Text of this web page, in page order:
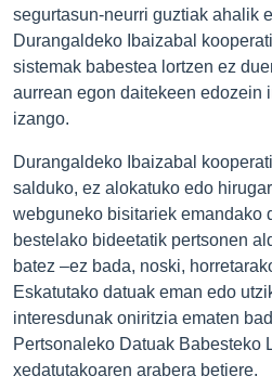
segurtasun-neurri guztiak ahalik
Durangaldeko Ibaizabal
sistemak babestea lortzen ez
aurrean egon daitekeen edozein
izango.
Durangaldeko Ibaizabal
salduko, ez alokatuko edo
webguneko bisitariek emandako
bestelako bideetatik pertsonen
batez –ez bada, noski,
Eskatutako datuak eman edo
interesdunak oniritzia ematen
Pertsonaleko Datuak Babesteko
xedatutakoaren arabera betiere.